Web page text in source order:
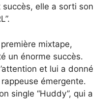
elle a sorti son
mixtape,
un énorme succès.
et lui a donné
rappeuse émergente.
single “Huddy”, qui a